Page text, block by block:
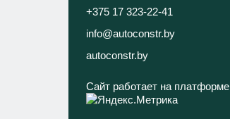
+375 17 323-22-41
info@autoconstr.by
autoconstr.by
Сайт работает на платформе